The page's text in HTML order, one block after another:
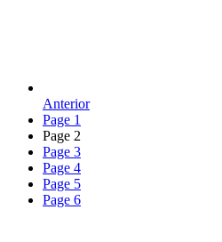
Anterior
Page 1
Page 2
Page 3
Page 4
Page 5
Page 6